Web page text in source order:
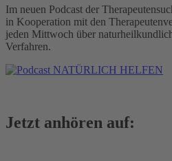
Im neuen Podcast der
in Kooperation mit den
jeden Mittwoch über
Verfahren.
Jetzt anhören auf: